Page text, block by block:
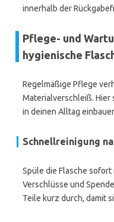
innerhalb der
Pflege- und
hygienische
Regelmäßige Pflege
Materialverschleiß. Hier
in deinen Alltag
Schnellreinigung
Spüle die Flasche
Verschlüsse und
Teile kurz durch, damit